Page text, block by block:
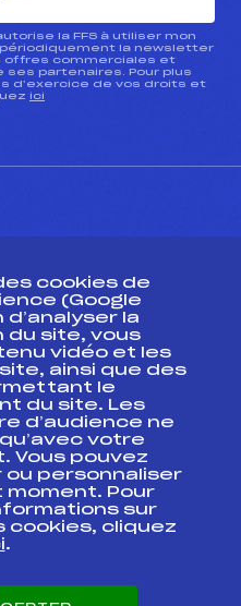
la FFS à utiliser mon
périodiquement la newsletter
offres commerciales et
ses partenaires. Pour plus
d’exercice de vos droits et
ici
fédéral
Formation, Suivi
cookies de
(Google
la
site, vous
vidéo et les
ainsi que des
le
du site. Les
d’audience ne
votre
Vous pouvez
personnaliser
moment. Pour
sur
cookies, cliquez
.